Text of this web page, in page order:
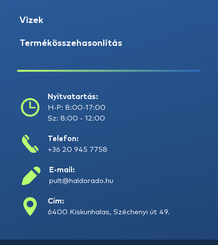
Vizek
Termékösszehasonlítás
Nyitvatartás:
H-P: 8:00-17:00
Sz: 8:00 - 12:00
Telefon:
+36 20 945 7758
E-mail:
pult@haldorado.hu
Cím:
6400 Kiskunhalas, Széchenyi út 49.